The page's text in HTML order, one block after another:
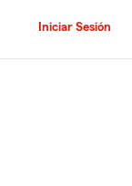
Iniciar Sesión